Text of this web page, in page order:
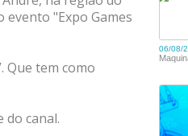
evento "Expo Games
Que tem como
do canal.